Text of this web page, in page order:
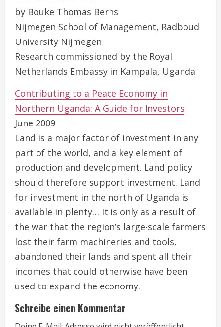
by Bouke Thomas Berns
Nijmegen School of Management, Radboud
University Nijmegen
Research commissioned by the Royal
Netherlands Embassy in Kampala, Uganda
Contributing to a Peace Economy in
Northern Uganda: A Guide for Investors
June 2009
Land is a major factor of investment in any
part of the world, and a key element of
production and development. Land policy
should therefore support investment. Land
for investment in the north of Uganda is
available in plenty… It is only as a result of
the war that the region’s large-scale farmers
lost their farm machineries and tools,
abandoned their lands and spent all their
incomes that could otherwise have been
used to expand the economy.
Schreibe einen Kommentar